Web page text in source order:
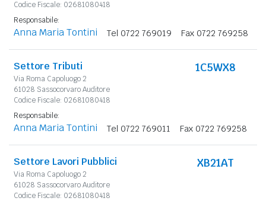
Codice Fiscale: 02681080418
Responsabile:
Anna Maria Tontini Tel 0722 769019 Fax 0722 769258
Settore Tributi
Via Roma Capoluogo 2
61028 Sassocorvaro Auditore
Codice Fiscale: 02681080418
1C5WX8
Responsabile:
Anna Maria Tontini Tel 0722 769011 Fax 0722 769258
Settore Lavori Pubblici
Via Roma Capoluogo 2
61028 Sassocorvaro Auditore
Codice Fiscale: 02681080418
XB21AT